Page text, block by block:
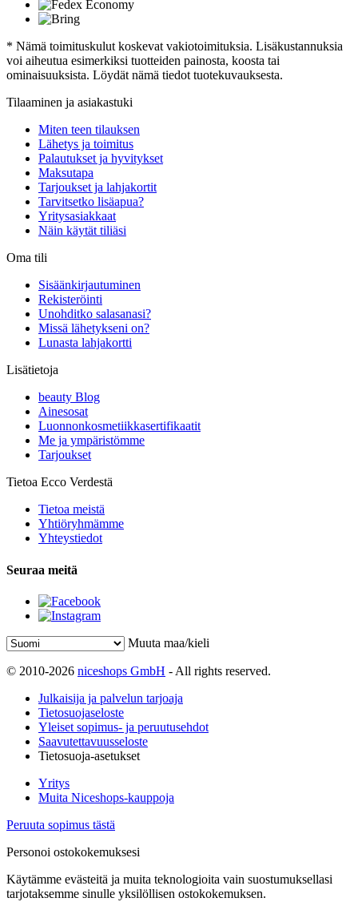
* Nämä toimituskulut koskevat vakiotoimituksia. Lisäkustannuksia
voi aiheutua esimerkiksi tuotteiden painosta, koosta tai
ominaisuuksista. Löydät nämä tiedot tuotekuvauksesta.
Tilaaminen ja asiakastuki
Miten teen tilauksen
Lähetys ja toimitus
Palautukset ja hyvitykset
Maksutapa
Tarjoukset ja lahjakortit
Tarvitsetko lisäapua?
Yritysasiakkaat
Näin käytät tiliäsi
Oma tili
Sisäänkirjautuminen
Rekisteröinti
Unohditko salasanasi?
Missä lähetykseni on?
Lunasta lahjakortti
Lisätietoja
beauty Blog
Ainesosat
Luonnonkosmetiikkasertifikaatit
Me ja ympäristömme
Tarjoukset
Tietoa Ecco Verdestä
Tietoa meistä
Yhtiöryhmämme
Yhteystiedot
Seuraa meitä
Muuta maa/kieli
© 2010-2026 niceshops GmbH - All rights reserved.
Julkaisija ja palvelun tarjoaja
Tietosuojaseloste
Yleiset sopimus- ja peruutusehdot
Saavutettavuusseloste
Tietosuoja-asetukset
Yritys
Muita Niceshops-kauppoja
Peruuta sopimus tästä
Personoi ostokokemuksesi
Käytämme evästeitä ja muita teknologioita vain suostumuksellasi
tarjotaksemme sinulle yksilöllisen ostokokemuksen.